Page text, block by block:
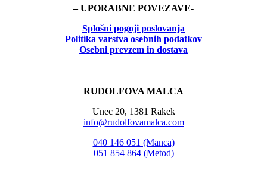
– UPORABNE POVEZAVE-
Splošni pogoji poslovanja
Politika varstva osebnih podatkov
Osebni prevzem in dostava
RUDOLFOVA MALCA
Unec 20, 1381 Rakek
info@rudolfovamalca.com
040 146 051 (Manca)
051 854 864 (Metod)